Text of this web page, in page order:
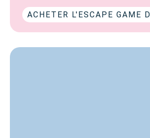
ACHETER L'ESCAPE GAME